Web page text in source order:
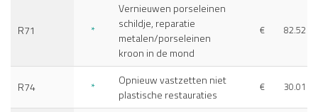
R71 *
Vernieuwen porseleinen
schildje, reparatie
metalen/porseleinen
kroon in de mond
€ 82.52
R74 *
Opnieuw vastzetten niet
plastische restauraties
€ 30.01